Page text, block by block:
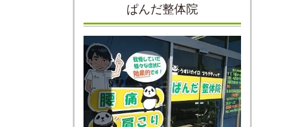
ぱんだ整体院